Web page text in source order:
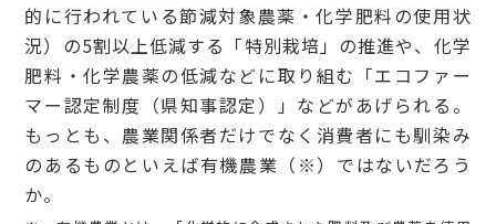
的に行われている節減対象農薬・化学肥料の使用状
況）の5割以上低減する「特別栽培」の推進や、化学
肥料・化学農薬の低減などに取り組む「エコファー
マー認定制度（県知事認定）」などがあげられる。
もっとも、農業関係者だけでなく消費者にも馴染み
のあるものといえば有機農業（※）ではないだろう
か。